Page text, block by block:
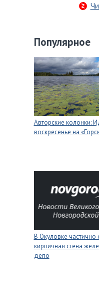
Популярное
Авторские колонки:
воскресенье на
В Окуловке частично
кирпичная стена
депо